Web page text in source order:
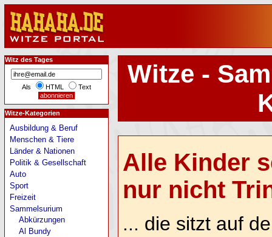
Witze -
Alle Kinder
nur nicht
... die sitzt auf
Witz des Tages
Als HTML Text
Witze-Kategorien
Ausbildung & Beruf
Menschen & Tiere
Länder & Nationen
Politik & Gesellschaft
Auto
Sport
Freizeit
Sammelsurium
Abkürzungen
Al Bundy